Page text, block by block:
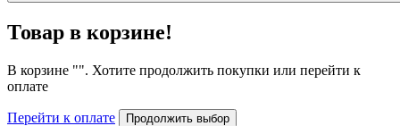
Товар в корзине!
В корзине "". Хотите продолжить покупки или перейти к
оплате
Перейти к оплате Продолжить выбор